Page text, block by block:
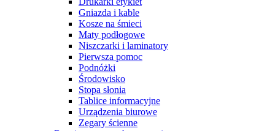
Gniazda i kable
Kosze na śmieci
Maty podłogowe
Niszczarki i laminatory
Pierwsza pomoc
Podnóżki
Środowisko
Stopa słonia
Tablice informacyjne
Urządzenia biurowe
Zegary ścienne